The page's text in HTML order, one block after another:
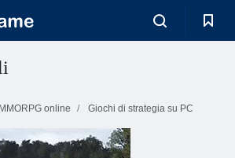
online Giochi di strategia su PC